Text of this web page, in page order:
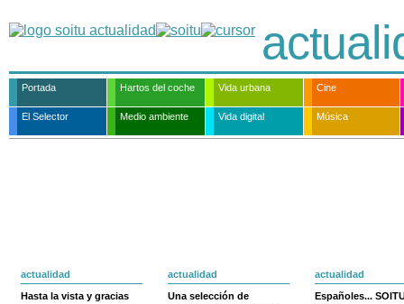
Portada Hartos del coche Vida urbana Cine
El Selector Medio ambiente Vida digital Música
actualidad
Hasta la vista y gracias
actualidad
Una selección de
actualidad
Españoles...